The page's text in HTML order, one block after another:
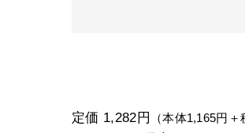
定価 1,282円 （本体1,165円＋